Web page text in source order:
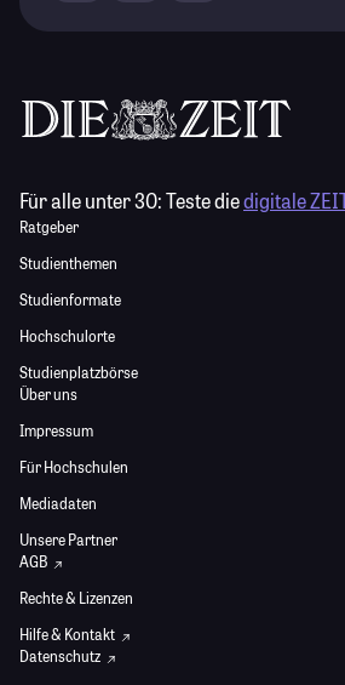
Für alle unter 30:Teste diedigitale
Ratgeber
Studienthemen
Studienformate
Hochschulorte
Studienplatzbörse
Über uns
Impressum
Für Hochschulen
Mediadaten
Unsere Partner
AGB
Rechte & Lizenzen
Hilfe & Kontakt
Datenschutz